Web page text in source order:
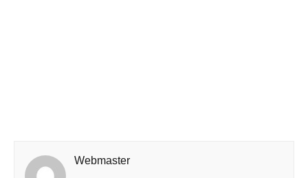
Webmaster